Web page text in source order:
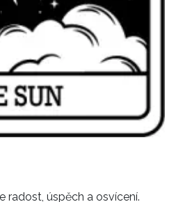
radost, úspěch a osvícení.